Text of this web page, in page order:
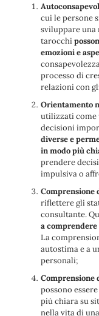
cui le persone
sviluppare una
tarocchi
emozioni e
processo di
relazioni con
Orientamento
utilizzati come
decisioni
diverse e
in modo più
prendere
impulsiva o
Comprensione
riflettere gli
consultante.
a
La
autostima e a
personali;
Comprensione
possono
più chiara su
nella vita di